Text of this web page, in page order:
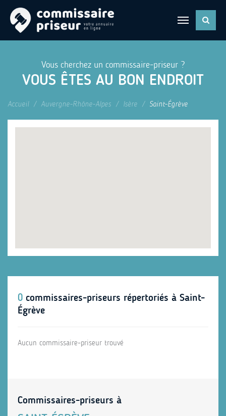
Vous cherchez un commissaire-priseur ?
VOUS ÊTES AU BON ENDROIT
Accueil Auvergne-Rhône-Alpes Isère Saint-Égrève
0 commissaires-priseurs répertoriés à Saint-
Égrève
Aucun commissaire-priseur trouvé
Commissaires-priseurs à